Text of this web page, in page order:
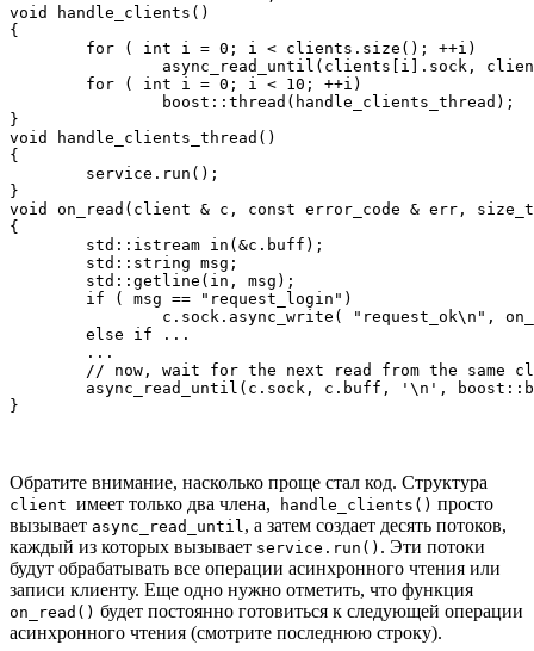
void handle_clients()
{
}
void handle_clients_thread()
{
}
void on_read(client & c, const error_code & err,
{
Обратите внимание, насколько проще стал код. Структура
client имеет только два члена, handle_clients() просто
вызывает async_read_until, а затем создает десять потоков,
каждый из которых вызывает service.run() . Эти потоки
будут обрабатывать все операции асинхронного чтения или
записи клиенту. Еще одно нужно отметить, что функция
on_read() будет постоянно готовиться к следующей операции
асинхронного чтения (смотрите последнюю строку).